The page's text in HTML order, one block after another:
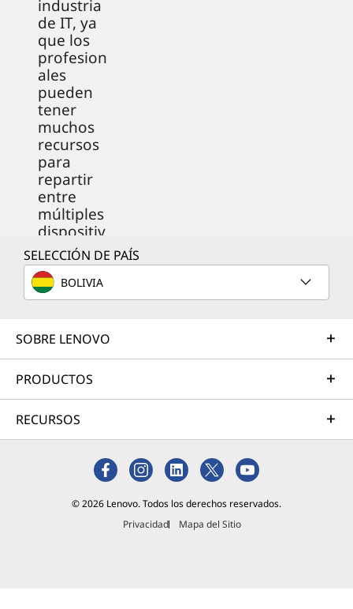
industria
de IT, ya
que los
profesion
ales
pueden
tener
muchos
recursos
para
repartir
entre
múltiples
dispositiv
os, al
igual que
en el
cloud
También,
los
empleado
s pueden
querer
configura
r una PC
escritorio
SELECCIÓN DE PAÍS
BOLIVIA
SOBRE LENOVO
PRODUCTOS
RECURSOS
© 2026 Lenovo. Todos los derechos reservados.
Privacidad
Mapa del Sitio